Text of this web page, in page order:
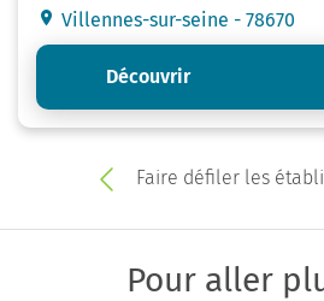
Villennes-sur-seine - 78670
Découvrir
Faire défiler les
Pour aller